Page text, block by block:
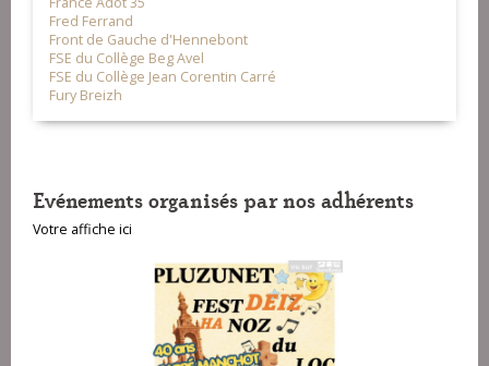
Fred Ferrand
Front de Gauche d'Hennebont
FSE du Collège Beg Avel
FSE du Collège Jean Corentin Carré
Fury Breizh
Evénements organisés par nos adhérents
Votre affiche ici